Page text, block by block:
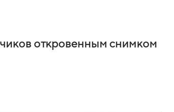
откровенным снимком